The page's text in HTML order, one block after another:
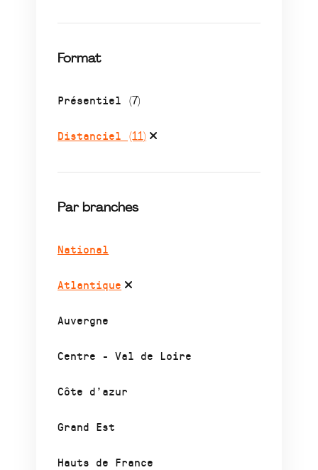
Format
Présentiel (7)
Distanciel (11)
Par branches
National
Atlantique
Auvergne
Centre - Val de Loire
Côte d’azur
Grand Est
Hauts de France